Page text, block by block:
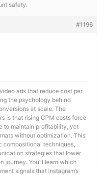
safety.
#1196
ads that reduce cost per
the psychology behind
at scale. The
is that rising CPM costs force
to maintain profitability, yet
without optimization. This
techniques,
strategies that lower
You’ll learn which
signals that Instagram’s